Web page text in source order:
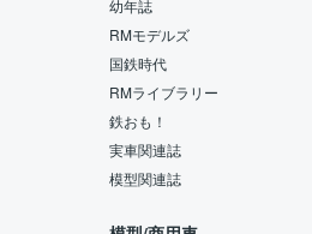
幼年誌
RMモデルズ
国鉄時代
RMライブラリー
鉄おも！
実車関連誌
模型関連誌